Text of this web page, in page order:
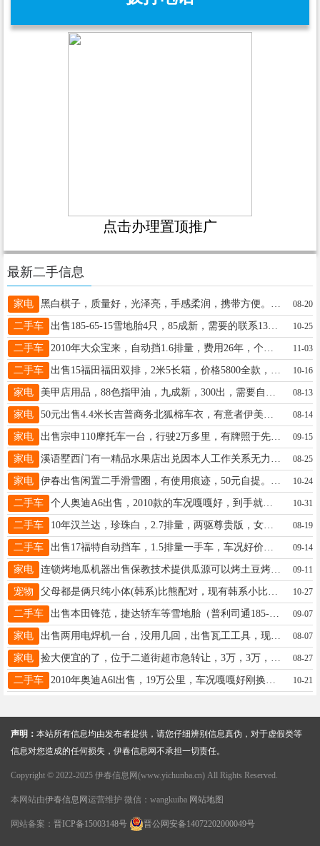
点击办理置顶推广
最新二手信息
家电 08-20
二手车 出售185-65-15雪地胎4只，85成新，需要的联系13504576696先生13504576696 10-25
二手车 11-03
二手车 10-16
家电 08-13
家电 08-14
家电 出售宗申110摩托车一台，行驶2万多里，有牌照于先生13846658750 09-15
家电 08-25
家电 10-24
二手车 个人奥迪A6出售，2010款的车况嘎嘎好，到手就是加油就行，保险检车到来年六月份，两套胎新买的车衣带！车贩子勿扰！2万4不包过户先到先得！具体来电吴先生16645833339 10-31
二手车 10年汉兰达，珍珠白，2.7排量，两驱尊贵版，女士开不到19万多公里，有需要者电话联系13766759021二手车勿扰李女士15245881000 08-19
二手车 09-14
家电 连锁烤地瓜机器出售保教技术提供瓜源可以烤土豆烤地瓜烤鸡蛋王先生13846607867 09-11
宠物 10-27
二手车 出售本田锋范，捷达轿车等雪地胎（普利司通185-65-15），微波炉，大头电视，大头电视柜，餐桌，单人床等闲置物品，低价处理。陈先生13846628918 09-07
家电 出售两用电焊机一台，没用几回，出售瓦工工具，现有1米2长地砖刀推刀一台，只用了两回于先生13846658750 08-07
家电 08-27
二手车 10-21
声明： 本站所有信息均由发布者提供，请您仔细辨别信息真伪，对于虚假类等
信息对您造成的任何损失，伊春信息网不承担一切责任。
Copyright © 2022-2025 伊春信息网(www.yichunba.cn) All Rights Reserved.
本网站由伊春信息网 运营维护 微信：wangkuiba 网站地图
网站备案： 晋ICP备15003148号 晋公网安备14072202000049号